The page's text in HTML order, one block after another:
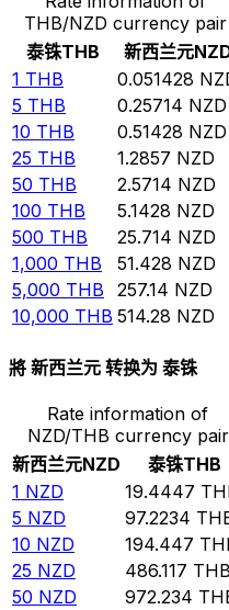
THB/NZD currency pair
泰铢THB 新西兰元
1 THB 0.051428
5 THB 0.25714 NZD
10 THB 0.51428 NZD
25 THB 1.2857 NZD
50 THB 2.5714 NZD
100 THB 5.1428 NZD
500 THB 25.714 NZD
1,000 THB 51.428 NZD
5,000 THB 257.14 NZD
10,000 THB 514.28 NZD
將 新西兰元 转换为 泰铢
Rate information of
NZD/THB currency pair
新西兰元NZD 泰铢THB
1 NZD 19.4447
5 NZD 97.2234
10 NZD 194.447
25 NZD 486.117 THB
50 NZD 972.234